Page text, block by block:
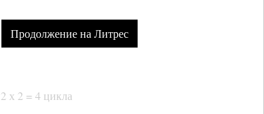
Продолжение на Литрес
2 х 2 = 4 цикла